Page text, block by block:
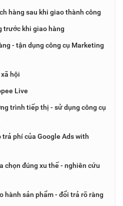
hàng sau khi giao thành công
trước khi giao hàng
- tận dụng công cụ Marketing
hội
Live
trình tiếp thị - sử dụng công cụ
trả phí của Google Ads with
chọn đúng xu thế - nghiên cứu
hành sản phẩm - đổi trả rõ ràng